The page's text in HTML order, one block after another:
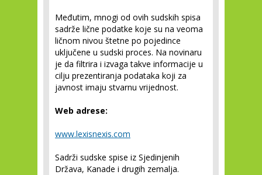
Međutim, mnogi od ovih sudskih spisa
sadrže lične podatke koje su na veoma
ličnom nivou štetne po pojedince
uključene u sudski proces. Na novinaru
je da filtrira i izvaga takve informacije u
cilju prezentiranja podataka koji za
javnost imaju stvarnu vrijednost.
Web adrese:
www.lexisnexis.com
Sadrži sudske spise iz Sjedinjenih
Država, Kanade i drugih zemalja.